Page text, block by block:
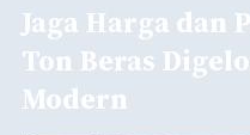
Jaga Harga dan
Ton Beras
Modern